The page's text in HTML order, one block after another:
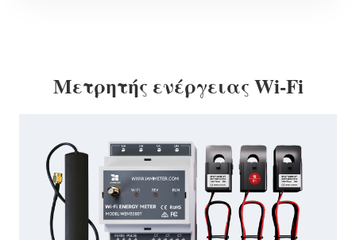
Μετρητής ενέργειας Wi-Fi